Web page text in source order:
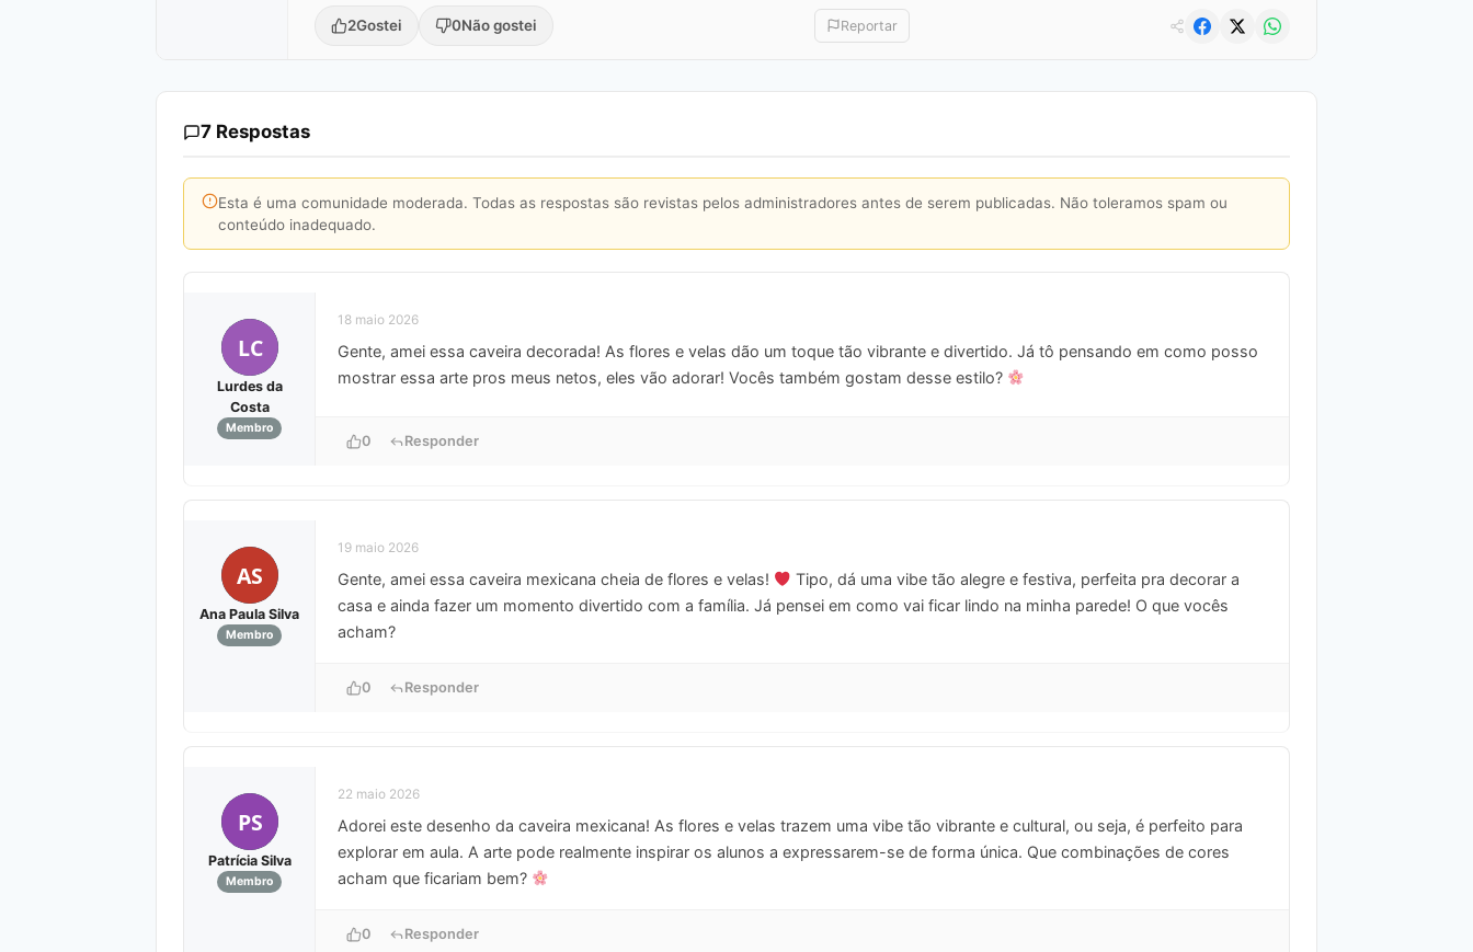
2Gostei 0Não gostei Reportar
7 Respostas
Esta é uma comunidade moderada. Todas as respostas são revistas pelos administradores antes de serem publicadas. Não toleramos spam ou
conteúdo inadequado.
LC
Lurdes da
Costa
Membro
18 maio 2026
Gente, amei essa caveira decorada! As flores e velas dão um toque tão vibrante e divertido. Já tô pensando em como posso
mostrar essa arte pros meus netos, eles vão adorar! Vocês também gostam desse estilo?
0 Responder
AS
Ana Paula Silva
Membro
19 maio 2026
Gente, amei essa caveira mexicana cheia de flores e velas!
Tipo, dá uma vibe tão alegre e festiva, perfeita pra decorar a
casa e ainda fazer um momento divertido com a família. Já pensei em como vai ficar lindo na minha parede! O que vocês
acham?
0 Responder
PS
Patrícia Silva
Membro
22 maio 2026
Adorei este desenho da caveira mexicana! As flores e velas trazem uma vibe tão vibrante e cultural, ou seja, é perfeito para
explorar em aula. A arte pode realmente inspirar os alunos a expressarem-se de forma única. Que combinações de cores
acham que ficariam bem?
0 Responder